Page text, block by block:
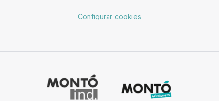
Configurar cookies